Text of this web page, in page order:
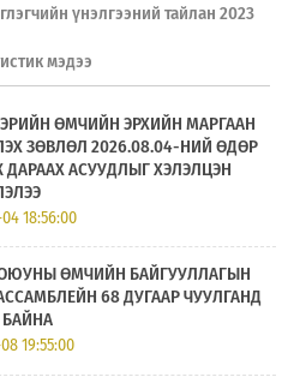
үнэлгээний тайлан 2023
мэдээ
ӨМЧИЙН ЭРХИЙН МАРГААН
ЗӨВЛӨЛ 2026.08.04-НИЙ ӨДӨР
АСУУДЛЫГ ХЭЛЭЛЦЭН
18:56:00
ӨМЧИЙН БАЙГУУЛЛАГЫН
68 ДУГААР ЧУУЛГАНД
19:55:00